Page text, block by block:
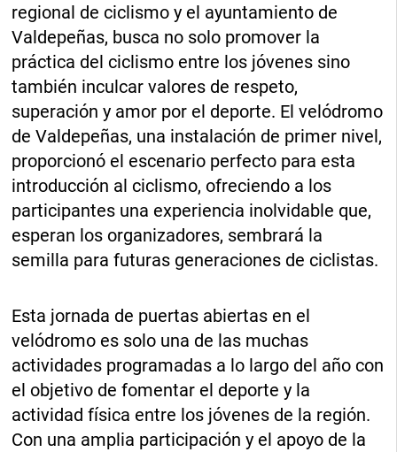
regional de ciclismo y el ayuntamiento de
Valdepeñas, busca no solo promover la
práctica del ciclismo entre los jóvenes sino
también inculcar valores de respeto,
superación y amor por el deporte. El velódromo
de Valdepeñas, una instalación de primer nivel,
proporcionó el escenario perfecto para esta
introducción al ciclismo, ofreciendo a los
participantes una experiencia inolvidable que,
esperan los organizadores, sembrará la
semilla para futuras generaciones de ciclistas.
Esta jornada de puertas abiertas en el
velódromo es solo una de las muchas
actividades programadas a lo largo del año con
el objetivo de fomentar el deporte y la
actividad física entre los jóvenes de la región.
Con una amplia participación y el apoyo de la